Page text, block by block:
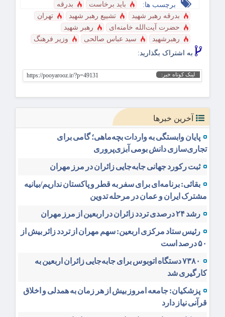
برچسب ها: باید برخاست
بدرقه
بدرقه رهبر شهید
تشییع رهبر شهید
تهران
حضرت آیت‌الله خامنه‌ای
رهبر شهید
رهبرشهید
سید عباس صالحی
وزیر فرهنگ
به اشتراک بگذارید:
لینک کوتاه خبر: https://pooyarooz.ir/?p=49131
آخرین خبرها
پایان وابستگی به واردات بچه‌ماهی؛ گامی برای
تجاری‌سازی دانش بومی آبزی‌پروری
ثبت رکورد جهانی جابه‌جایی زائران در مرز مهران
بقائی: برنامه‌ای برای سفر به قطر و پاکستان نداریم/بیانیه
مشترک ایران و عمان در مرحله تدوین
رشد ۲۴ درصدی تردد زائران در اربعین از مرز مهران
رئیس ستاد مرکزی اربعین: سهم مهران از تردد زائر بیش از
۵۰ درصد است
۷۳۸۰ دستگاه اتوبوس برای جابه‌جایی زائران اربعین به‌
کارگیری شد
پزشکیان: جامعه امروز بیش از هر زمان به همدلی و اخلاق
قرآنی نیاز دارد